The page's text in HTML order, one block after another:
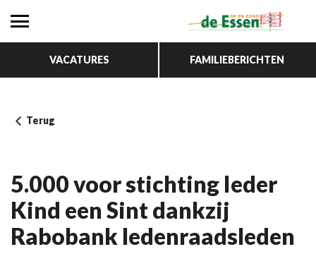
VACATURES FAMILIEBERICHTEN
Terug
5.000 voor stichting Ieder
Kind een Sint dankzij
Rabobank ledenraadsleden